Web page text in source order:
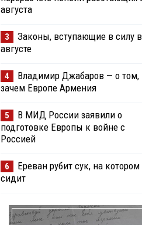
августа
3
Законы, вступающие в силу в
августе
4
Владимир Джабаров — о том,
зачем Европе Армения
5
В МИД России заявили о
подготовке Европы к войне с
Россией
6
Ереван рубит сук, на котором
сидит